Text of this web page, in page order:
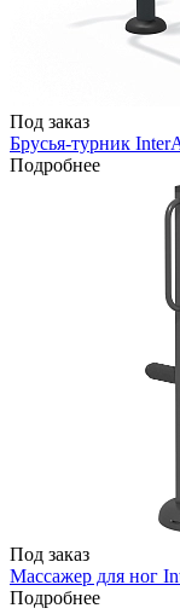
Под заказ
Брусья-турник
Подробнее
Под заказ
Массажер для ног
Подробнее